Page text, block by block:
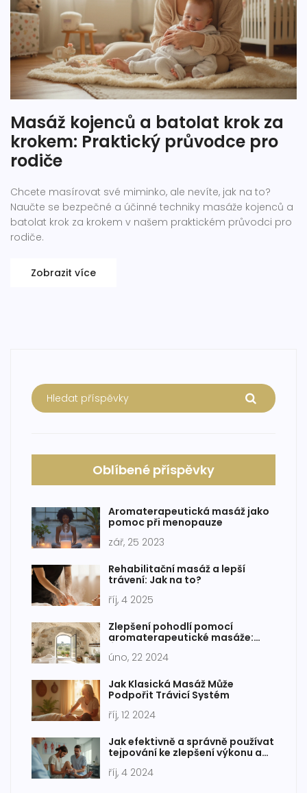
Masáž kojenců a batolat krok za
krokem: Praktický průvodce pro
rodiče
Chcete masírovat své miminko, ale nevíte, jak na to?
Naučte se bezpečné a účinné techniky masáže kojenců a
batolat krok za krokem v našem praktickém průvodci pro
rodiče.
Zobrazit více
Oblíbené příspěvky
Aromaterapeutická masáž jako
pomoc při menopauze
zář, 25 2023
Rehabilitační masáž a lepší
trávení: Jak na to?
říj, 4 2025
Zlepšení pohodlí pomocí
aromaterapeutické masáže:
úno, 22 2024
Jak Klasická Masáž Může
Podpořit Trávicí Systém
říj, 12 2024
Jak efektivně a správně používat
tejpování ke zlepšení výkonu a
říj, 4 2024